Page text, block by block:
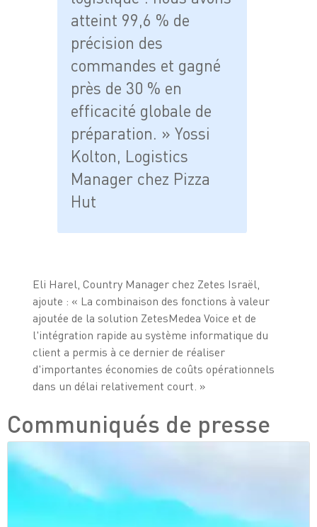
atteint 99,6 % de
précision des
commandes et gagné
près de 30 % en
efficacité globale de
préparation. » Yossi
Kolton, Logistics
Manager chez Pizza
Hut
Eli Harel, Country Manager chez Zetes Israël,
ajoute : « La combinaison des fonctions à valeur
ajoutée de la solution ZetesMedea Voice et de
l'intégration rapide au système informatique du
client a permis à ce dernier de réaliser
d'importantes économies de coûts opérationnels
dans un délai relativement court. »
Communiqués de presse